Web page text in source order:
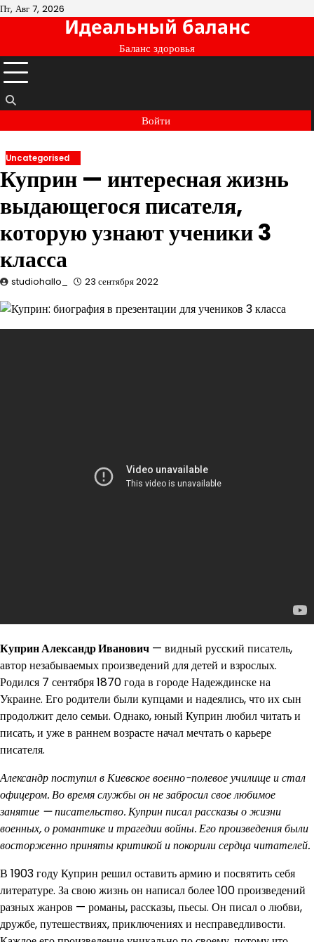
Перейти
Пт, Авг 7, 2026
Идеальный баланс
Баланс здоровья
Войти
Uncategorised
Куприн — интересная жизнь
выдающегося писателя,
которую узнают ученики 3
класса
studiohallo_ 23 сентября 2022
Куприн Александр Иванович — видный русский писатель,
автор незабываемых произведений для детей и взрослых.
Родился 7 сентября 1870 года в городе Надеждинске на
Украине. Его родители были купцами и надеялись, что их сын
продолжит дело семьи. Однако, юный Куприн любил читать и
писать, и уже в раннем возрасте начал мечтать о карьере
писателя.
Александр поступил в Киевское военно-полевое училище и стал
офицером. Во время службы он не забросил свое любимое
занятие — писательство. Куприн писал рассказы о жизни
военных, о романтике и трагедии войны. Его произведения были
восторженно приняты критикой и покорили сердца читателей.
В 1903 году Куприн решил оставить армию и посвятить себя
литературе. За свою жизнь он написал более 100 произведений
разных жанров — романы, рассказы, пьесы. Он писал о любви,
дружбе, путешествиях, приключениях и несправедливости.